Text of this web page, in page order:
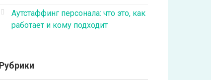
Аутстаффинг персонала: что это, как
работает и кому подходит
Рубрики